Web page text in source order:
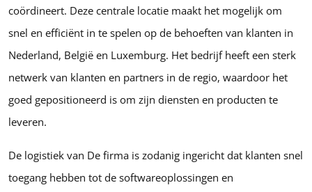
coördineert. Deze centrale locatie maakt het mogelijk om
snel en efficiënt in te spelen op de behoeften van klanten in
Nederland, België en Luxemburg. Het bedrijf heeft een sterk
netwerk van klanten en partners in de regio, waardoor het
goed gepositioneerd is om zijn diensten en producten te
leveren.
De logistiek van De firma is zodanig ingericht dat klanten snel
toegang hebben tot de softwareoplossingen en